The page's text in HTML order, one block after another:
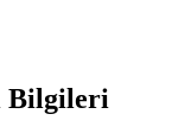
Bilgileri